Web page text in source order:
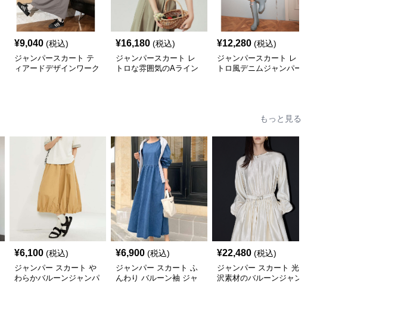
¥9,040 (税込)
ジャンパースカート テ
ィアードデザインワーク
¥16,180 (税込)
ジャンパースカート レ
トロな雰囲気のAライン
¥12,280 (税込)
ジャンパースカート レ
トロ風デニムジャンパー
もっと見る
¥6,100 (税込)
ジャンパー スカート や
わらかバルーンジャンパ
¥6,900 (税込)
ジャンパー スカート ふ
んわり バルーン袖 ジャ
¥22,480 (税込)
ジャンパー スカート 光
沢素材のバルーンジャン